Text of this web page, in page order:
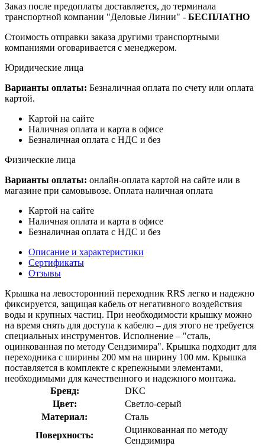
Заказ после предоплаты доставляется, до терминала
транспортной компании "Деловые Линии" - БЕСПЛАТНО
Стоимость отправки заказа другими транспортными
компаниями оговаривается с менеджером.
Юридические лица
Варианты оплаты: Безналичная оплата по счету или оплата
картой.
Картой на сайте
Наличная оплата и карта в офисе
Безналичная оплата с НДС и без
Физические лица
Варианты оплаты: онлайн-оплата картой на сайте или в
магазине при самовывозе. Оплата наличная оплата
Картой на сайте
Наличная оплата и карта в офисе
Безналичная оплата с НДС и без
Описание и характеристики
Сертификаты
Отзывы
Крышка на левосторонний переходник RRS легко и надежно
фиксируется, защищая кабель от негативного воздействия
воды и крупных частиц. При необходимости крышку можно
на время снять для доступа к кабелю – для этого не требуется
специальных инструментов. Исполнение – "сталь,
оцинкованная по методу Сендзимира". Крышка подходит для
переходника с ширины 200 мм на ширину 100 мм. Крышка
поставляется в комплекте с крепежными элементами,
необходимыми для качественного и надежного монтажа.
Бренд:
DKC
Цвет:
Светло-серый
Материал:
Сталь
Поверхность:
Оцинкованная по методу
Сендзимира